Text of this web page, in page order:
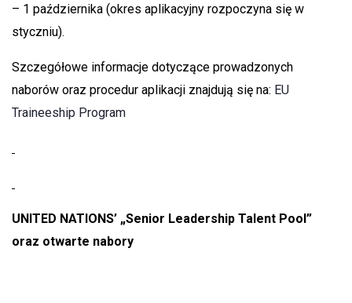
– 1 października (okres aplikacyjny rozpoczyna się w
styczniu).
Szczegółowe informacje dotyczące prowadzonych
naborów oraz procedur aplikacji znajdują się na: EU
Traineeship Program
UNITED NATIONS’ „Senior Leadership Talent Pool”
oraz otwarte nabory